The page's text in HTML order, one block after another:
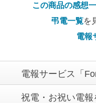
この商品の感想
弔電一覧を
電報
電報サービス「
祝電・お祝い電報